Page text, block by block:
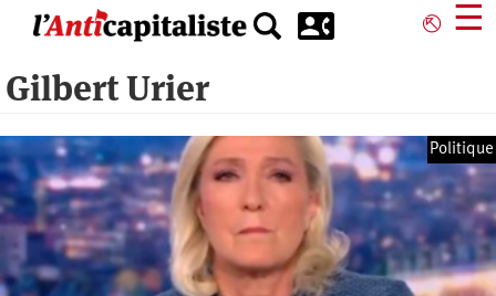
principal
⎋ ☰
Gilbert Urier
Politique